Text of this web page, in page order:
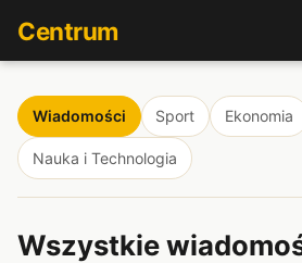
Centrum
Wiadomości Sport Ekonomia
Nauka i Technologia
Wszystkie